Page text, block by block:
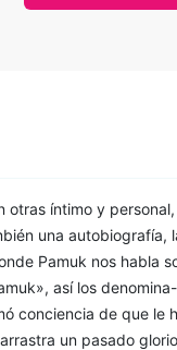
íntimo y
una autobiografía,
Pamuk nos habla
así los
conciencia de que le
un pasado